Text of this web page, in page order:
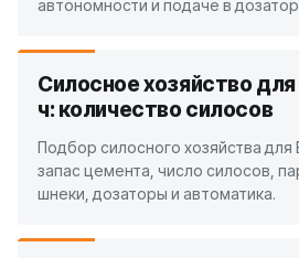
автономности и подаче в
Силосное хозяйство
ч: количество силосов
Подбор силосного хозяйства для
запас цемента, число силосов,
шнеки, дозаторы и автоматика.